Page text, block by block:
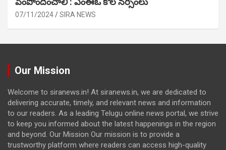
07/11/2024 SIRA NEWS
Our Mission
Welcome to siranews.in! At siranews.in, we are dedicated to
delivering accurate, timely, and relevant news and information
to our readers. As a leading Telugu online news portal, we strive
to keep you informed about the latest happenings in the region
and beyond. Our Mission Our mission is to provide a
trustworthy platform where readers can access high-quality